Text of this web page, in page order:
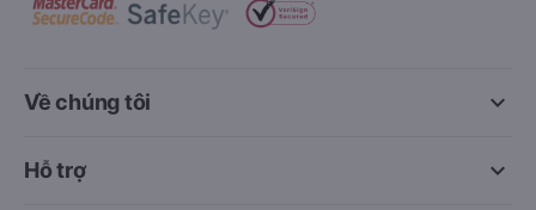
keyboard_arrow_down
Về chúng tôi
keyboard_arrow_down
Hỗ trợ